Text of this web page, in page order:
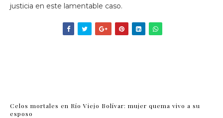
justicia en este lamentable caso.
Celos mortales en Río Viejo Bolívar: mujer quema vivo a su
esposo